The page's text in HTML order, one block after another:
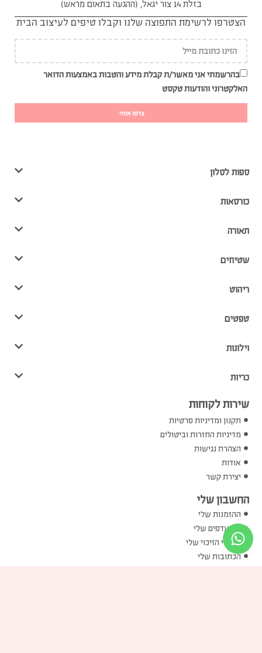
בזלת 14 צור יגאל, (ההגעה בתאום מראש)
הצטרפו לרשימת התפוצה שלנו וקבלו טיפים לעיצוב הבית
בהרשמתי אני מאשר/ת קבלת מידע והטבות באמצעות הדואר
האלקטרוני והודעות טקסט
צרפו אותי
ספות לסלון
כורסאות
תאורה
שטיחים
ריהוט
טפטים
וילונות
כריות
שירות לקוחות
תקנון ומדיניות פרטיות
מדיניות החזרות וביטולים
הצהרת נגישות
אודות
יצירת קשר
החשבון שלי
ההזמנות שלי
המועדפים שלי
שוברי הזיכוי שלי
הכתובות שלי